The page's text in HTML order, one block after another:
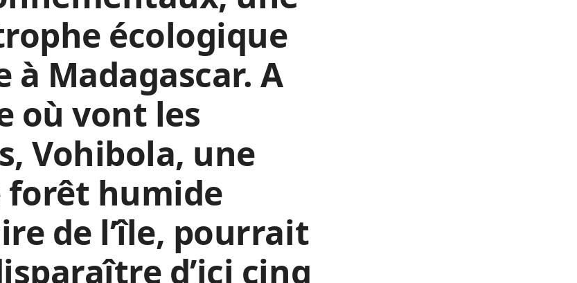
écologique
à Madagascar. A
où vont les
Vohibola, une
humide
de l’île, pourrait
d’ici cinq